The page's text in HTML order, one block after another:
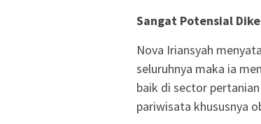
Sangat Potensial
Nova Iriansyah
seluruhnya maka ia
baik di sector
pariwisata khususnya